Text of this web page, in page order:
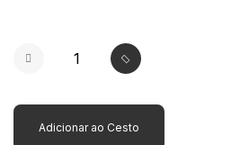
Adicionar ao Cesto